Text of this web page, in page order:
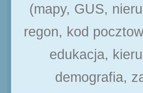
(mapy, GUS,
regon, kod
edukacja,
demografia,